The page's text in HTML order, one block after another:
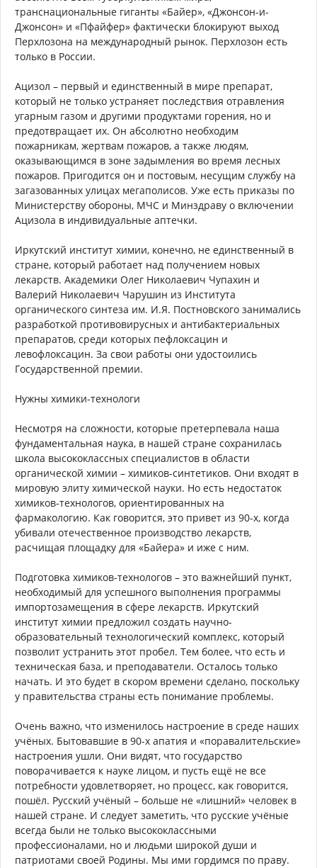
транснациональные гиганты «Байер», «Джонсон-и-
Джонсон» и «Пфайфер» фактически блокируют выход
Перхлозона на международный рынок. Перхлозон есть
только в России.
Ацизол – первый и единственный в мире препарат,
который не только устраняет последствия отравления
угарным газом и другими продуктами горения, но и
предотвращает их. Он абсолютно необходим
пожарникам, жертвам пожаров, а также людям,
оказывающимся в зоне задымления во время лесных
пожаров. Пригодится он и постовым, несущим службу на
загазованных улицах мегаполисов. Уже есть приказы по
Министерству обороны, МЧС и Минздраву о включении
Ацизола в индивидуальные аптечки.
Иркутский институт химии, конечно, не единственный в
стране, который работает над получением новых
лекарств. Академики Олег Николаевич Чупахин и
Валерий Николаевич Чарушин из Института
органического синтеза им. И.Я. Постновского занимались
разработкой противовирусных и антибактериальных
препаратов, среди которых пефлоксацин и
левофлоксацин. За свои работы они удостоились
Государственной премии.
Нужны химики-технологи
Несмотря на сложности, которые претерпевала наша
фундаментальная наука, в нашей стране сохранилась
школа высококлассных специалистов в области
органической химии – химиков-синтетиков. Они входят в
мировую элиту химической науки. Но есть недостаток
химиков-технологов, ориентированных на
фармакологию. Как говорится, это привет из 90-х, когда
убивали отечественное производство лекарств,
расчищая площадку для «Байера» и иже с ним.
Подготовка химиков-технологов – это важнейший пункт,
необходимый для успешного выполнения программы
импортозамещения в сфере лекарств. Иркутский
институт химии предложил создать научно-
образовательный технологический комплекс, который
позволит устранить этот пробел. Тем более, что есть и
техническая база, и преподаватели. Осталось только
начать. И это будет в скором времени сделано, поскольку
у правительства страны есть понимание проблемы.
Очень важно, что изменилось настроение в среде наших
учёных. Бытовавшие в 90-х апатия и «поравалительские»
настроения ушли. Они видят, что государство
поворачивается к науке лицом, и пусть ещё не все
потребности удовлетворяет, но процесс, как говорится,
пошёл. Русский учёный – больше не «лишний» человек в
нашей стране. И следует заметить, что русские учёные
всегда были не только высококлассными
профессионалами, но и людьми широкой души и
патриотами своей Родины. Мы ими гордимся по праву.